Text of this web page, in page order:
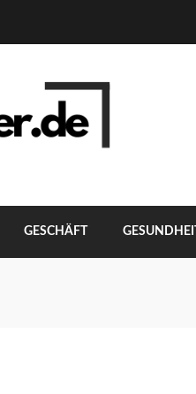
GESCHÄFT GESUNDHEIT